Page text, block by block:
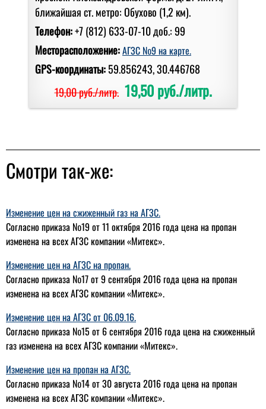
ближайшая ст. метро: Обухово (1,2 км).
Телефон:+7 (812) 633-07-10 доб.: 99
Месторасположение:АГЗС №9 на карте.
GPS-координаты:59.856243, 30.446768
19,00 руб./литр. 19,50 руб./литр.
Смотри так-же:
Изменение цен на сжиженный газ на АГЗС.
Согласно приказа №19 от 11 октября 2016 года цена на пропан
изменена на всех АГЗС компании «Митекс».
Изменение цен на АГЗС на пропан.
Согласно приказа №17 от 9 сентября 2016 года цена на пропан
изменена на всех АГЗС компании «Митекс».
Изменение цен на АГЗС от 06.09.16.
Согласно приказа №15 от 6 сентября 2016 года цена на сжиженный
газ изменена на всех АГЗС компании «Митекс».
Изменение цен на пропан на АГЗС.
Согласно приказа №14 от 30 августа 2016 года цена на пропан
изменена на всех АГЗС компании «Митекс».